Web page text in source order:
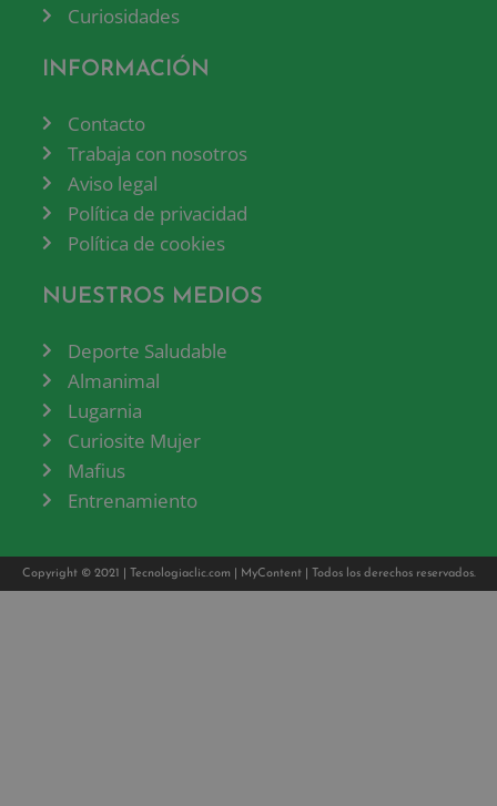
Curiosidades
INFORMACIÓN
Contacto
Trabaja con nosotros
Aviso legal
Política de privacidad
Política de cookies
NUESTROS MEDIOS
Deporte Saludable
Almanimal
Lugarnia
Curiosite Mujer
Mafius
Entrenamiento
Copyright © 2021 | Tecnologiaclic.com MyContent| Todos los derechos reservados.